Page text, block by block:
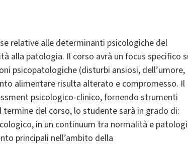
relative alle determinanti psicologiche del
alla patologia. Il corso avrà un focus specifico
psicopatologiche (disturbi ansiosi, dell’umore,
alimentare risulta alterato e compromesso. Il
psicologico-clinico, fornendo strumenti
del corso, lo studente sarà in grado di:
in un continuum tra normalità e
principali nell’ambito della